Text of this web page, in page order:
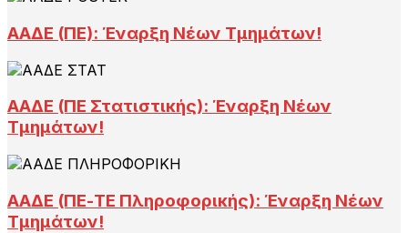
ΑΑΔΕ (ΠΕ): Έναρξη Νέων Τμημάτων!
ΑΑΔΕ (ΠΕ Στατιστικής): Έναρξη Νέων
Τμημάτων!
ΑΑΔΕ (ΠΕ-ΤΕ Πληροφορικής): Έναρξη Νέων
Τμημάτων!